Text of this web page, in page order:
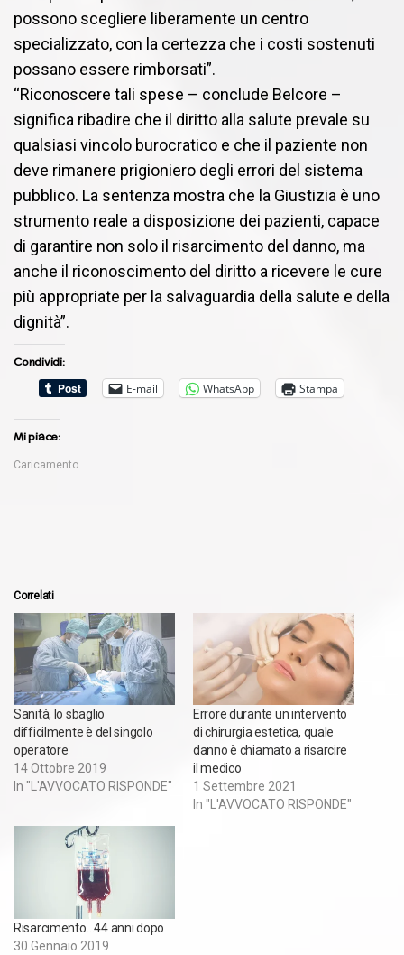
possono scegliere liberamente un centro
specializzato, con la certezza che i costi sostenuti
possano essere rimborsati”.
“Riconoscere tali spese – conclude Belcore –
significa ribadire che il diritto alla salute prevale su
qualsiasi vincolo burocratico e che il paziente non
deve rimanere prigioniero degli errori del sistema
pubblico. La sentenza mostra che la Giustizia è uno
strumento reale a disposizione dei pazienti, capace
di garantire non solo il risarcimento del danno, ma
anche il riconoscimento del diritto a ricevere le cure
più appropriate per la salvaguardia della salute e della
dignità”.
Condividi:
E-mail
WhatsApp Stampa
Mi piace:
Caricamento...
Correlati
Sanità, lo sbaglio
difficilmente è del singolo
operatore
14 Ottobre 2019
In "L'AVVOCATO RISPONDE"
Errore durante un intervento
di chirurgia estetica, quale
danno è chiamato a risarcire
il medico
1 Settembre 2021
In "L'AVVOCATO RISPONDE"
Risarcimento…44 anni dopo
30 Gennaio 2019